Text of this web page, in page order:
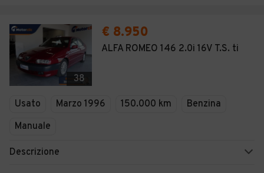
38
€ 8.950
ALFA ROMEO 146 2.0i 16V T.S. ti
Usato Marzo 1996 150.000 km
Benzina
Manuale
Descrizione